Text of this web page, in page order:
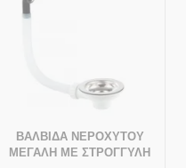
ΒΑΛΒΙΔΑ ΝΕΡΟΧΥΤΟΥ
ΜΕΓΑΛΗ ΜΕ ΣΤΡΟΓΓΥΛΗ